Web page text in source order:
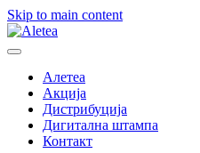
Skip to main content
Алетеа
Акција
Дистрибуција
Дигитална штампа
Контакт